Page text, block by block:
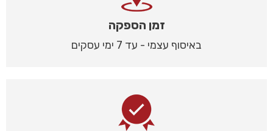
זמן הספקה
באיסוף עצמי - עד 7 ימי עסקים